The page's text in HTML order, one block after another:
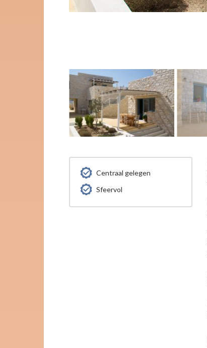
Centraal gelegen
Sfeervol